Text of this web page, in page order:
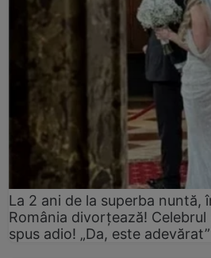
La 2 ani de la superba nuntă,
România divorțează!
spus adio! „Da, este adevărat”